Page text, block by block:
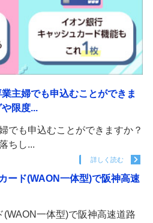
主婦でも申込むことができま
限度...
でも申込むことができますか？
ちし...
詳しく読む
ード(WAON一体型)で阪神高速
一体型)で阪神高速道路